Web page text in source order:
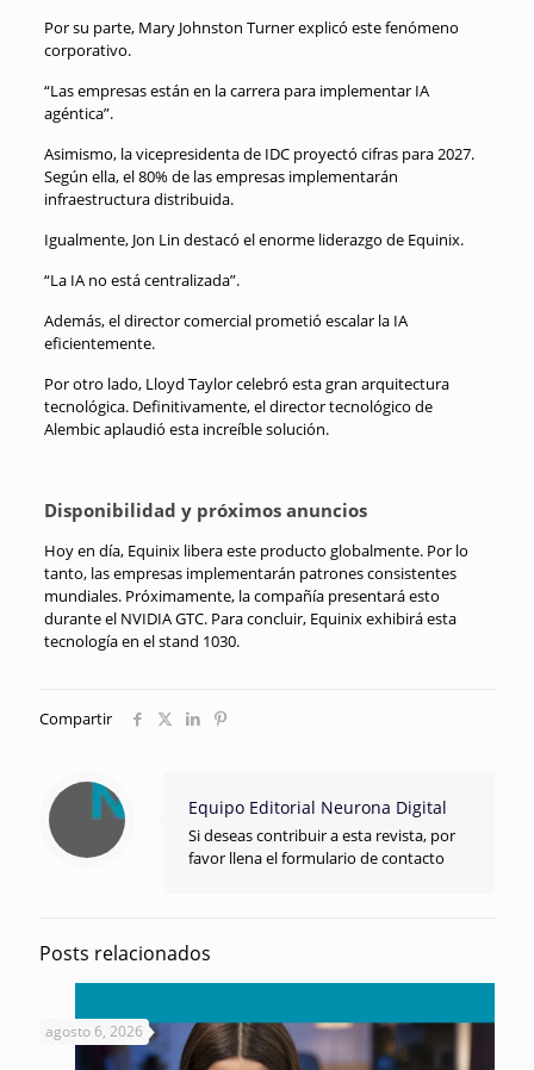
Por su parte, Mary Johnston Turner explicó este fenómeno
corporativo.
“Las empresas están en la carrera para implementar IA
agéntica”.
Asimismo, la vicepresidenta de IDC proyectó cifras para 2027.
Según ella, el 80% de las empresas implementarán
infraestructura distribuida.
Igualmente, Jon Lin destacó el enorme liderazgo de Equinix.
“La IA no está centralizada”.
Además, el director comercial prometió escalar la IA
eficientemente.
Por otro lado, Lloyd Taylor celebró esta gran arquitectura
tecnológica. Definitivamente, el director tecnológico de
Alembic aplaudió esta increíble solución.
Disponibilidad y próximos anuncios
Hoy en día, Equinix libera este producto globalmente. Por lo
tanto, las empresas implementarán patrones consistentes
mundiales. Próximamente, la compañía presentará esto
durante el NVIDIA GTC. Para concluir, Equinix exhibirá esta
tecnología en el stand 1030.
Compartir
Equipo Editorial Neurona Digital
Si deseas contribuir a esta revista, por
favor llena el formulario de contacto
Posts relacionados
agosto 6, 2026